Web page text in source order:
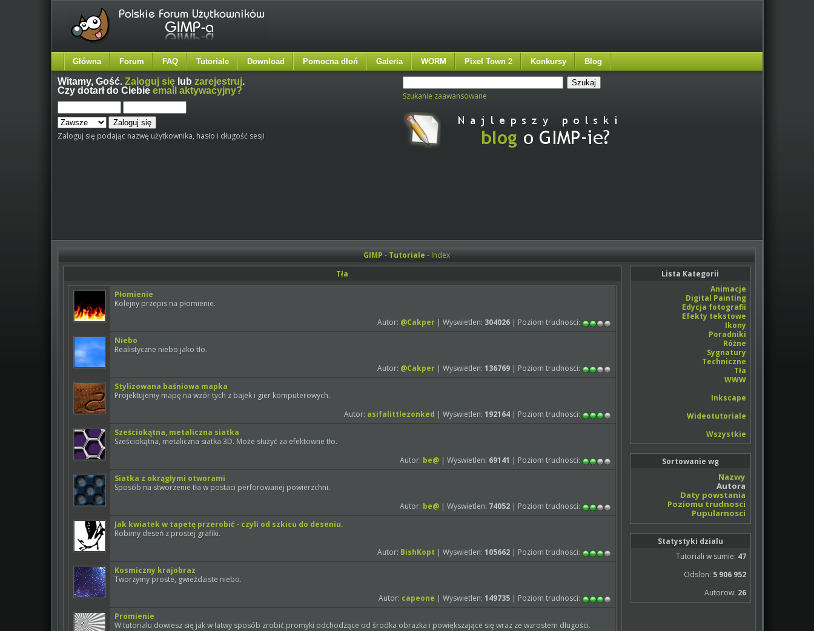
Główna Forum FAQ Tutoriale Download Pomocna dłoń Galeria WORM Pixel Town 2 Konkursy Blog
Witamy,Gość.Zaloguj się lubzarejestruj.
Czy dotarł do Ciebieemail aktywacyjny?
Zaloguj się podając nazwę użytkownika, hasło i długość sesji
Szukanie zaawansowane
GIMP - Tutoriale - Index
Tła
Płomienie
Kolejny przepis na płomienie.
Autor: @Cakper| Wyswietlen: 304026| Poziom trudnosci:
Niebo
Realistyczne niebo jako tło.
Autor: @Cakper| Wyswietlen: 136769| Poziom trudnosci:
Stylizowana baśniowa mapka
Projektujemy mapę na wzór tych z bajek i gier komputerowych.
Autor: asifalittlezonked | Wyswietlen: 192164| Poziom trudnosci:
Sześciokątna, metaliczna siatka
Sześciokątna, metaliczna siatka 3D. Może służyć za efektowne tło.
Autor: be@| Wyswietlen: 69141 | Poziom trudnosci:
Siatka z okrągłymi otworami
Sposób na stworzenie tła w postaci perforowanej powierzchni.
Autor: be@| Wyswietlen: 74052| Poziom trudnosci:
Jak kwiatek w tapetę przerobić - czyli od szkicu do deseniu.
Robimy deseń z prostej grafiki.
Autor: BishKopt | Wyswietlen: 105662| Poziom trudnosci:
Kosmiczny krajobraz
Tworzymy proste, gwieździste niebo.
Autor: capeone | Wyswietlen: 149735| Poziom trudnosci:
Promienie
W tutorialu dowiesz się jak w łatwy sposób zrobić promyki odchodzące od środka obrazka i powiększające się wraz ze wzrostem długości.
Lista Kategorii
Animacje
Digital Painting
Edycja fotografii
Efekty tekstowe
Ikony
Poradniki
Różne
Sygnatury
Techniczne
Tła
WWW
Inkscape
Wideotutoriale
Wszystkie
Sortowanie wg
Nazwy
Autora
Daty powstania
Poziomu trudnosci
Pupularnosci
Statystyki dzialu
Tutoriali w sumie: 47
Odslon: 5 906 952
Autorow: 26